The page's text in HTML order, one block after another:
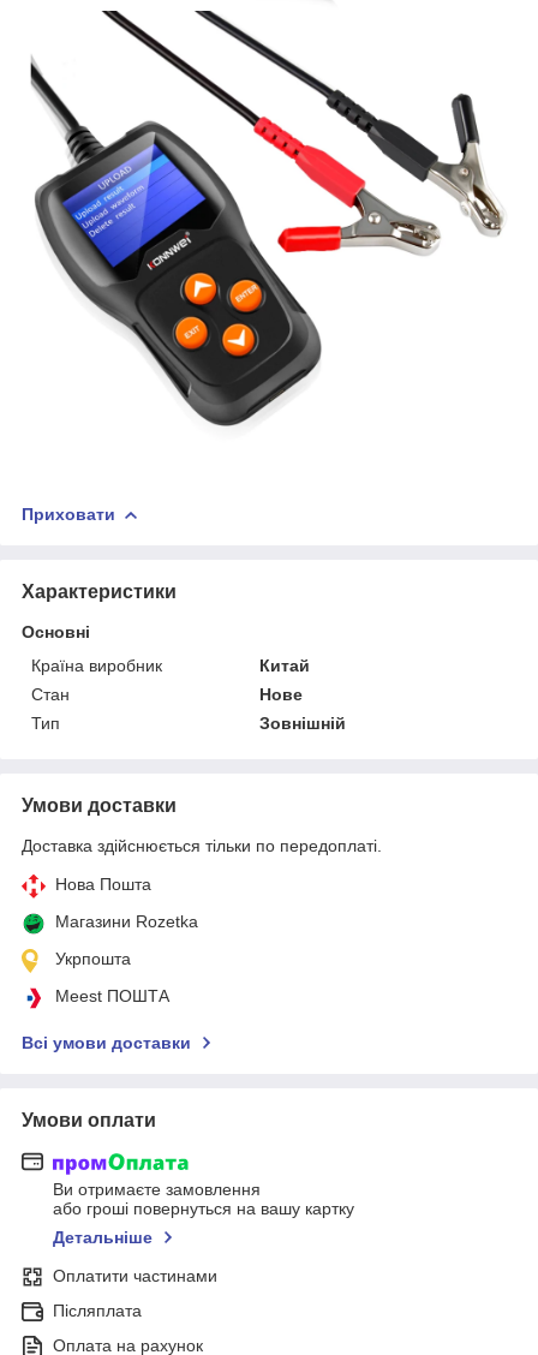
Приховати
Характеристики
Основні
Країна виробник
Китай
Стан
Нове
Тип
Зовнішній
Умови доставки
Доставка здійснюється тільки по передоплаті.
Нова Пошта
Магазини Rozetka
Укрпошта
Meest ПОШТА
Всі умови доставки
Умови оплати
Ви отримаєте замовлення
або гроші повернуться на вашу картку
Детальніше
Оплатити частинами
Післяплата
Оплата на рахунок